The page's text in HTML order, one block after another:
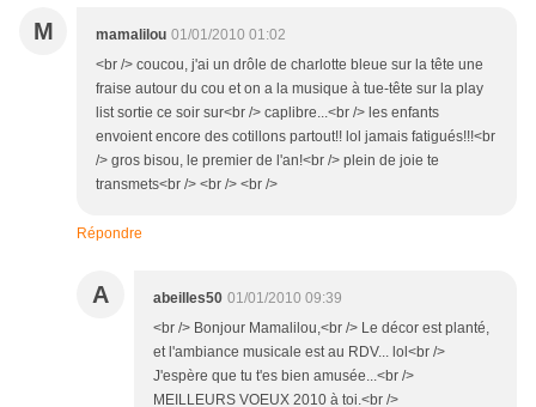
M mamalilou 01/01/2010 01:02
<br /> coucou, j'ai un drôle de charlotte bleue sur la tête une
fraise autour du cou et on a la musique à tue-tête sur la play
list sortie ce soir sur<br /> caplibre...<br /> les enfants
envoient encore des cotillons partout!! lol jamais fatigués!!!<br
/> gros bisou, le premier de l'an!<br /> plein de joie te
transmets<br /> <br /> <br />
Répondre
A abeilles50 01/01/2010 09:39
<br /> Bonjour Mamalilou,<br /> Le décor est planté,
et l'ambiance musicale est au RDV... lol<br />
J'espère que tu t'es bien amusée...<br />
MEILLEURS VOEUX 2010 à toi.<br />